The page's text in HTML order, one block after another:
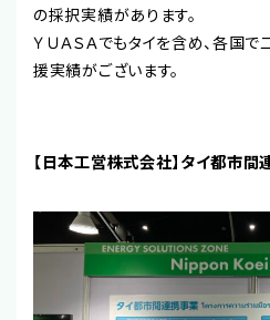
の採択実績があります。
ＹＵＡＳＡでもタイを含め、各国
援実績がございます。
【日本工営株式会社】タイ都市間